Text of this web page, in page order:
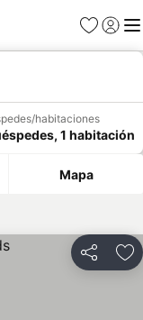
Favoritos
Iniciar
habitaciones
1 habitación
Mapa
Compartir